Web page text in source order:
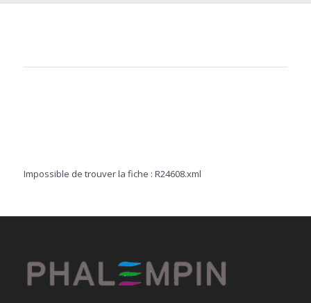
Impossible de trouver la fiche : R24608.xml